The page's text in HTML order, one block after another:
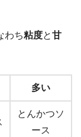
わち粘度と甘
多い
とんかつソ
ース